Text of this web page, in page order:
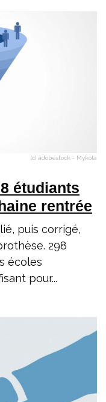
(c) adobestock - Mykola
étudiants
rentrée
puis corrigé,
298
écoles
pour...